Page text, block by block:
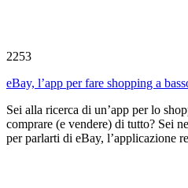
2253
eBay, l’app per fare shopping a
Sei alla ricerca di un’app per lo
comprare (e vendere) di tutto? Sei
per parlarti di eBay, l’applicazione